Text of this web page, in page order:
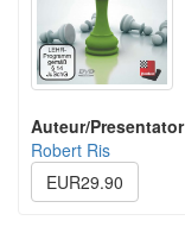
Auteur/Presentator
Robert Ris
EUR29.90